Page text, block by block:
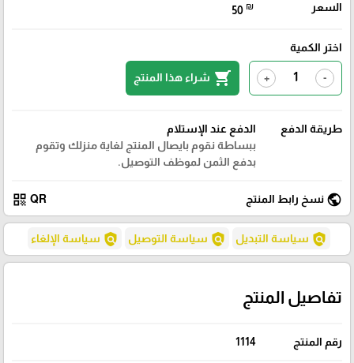
السعر 50 ₪
اختر الكمية
-
+
shopping_cart شراء هذا المنتج
طريقة الدفع
الدفع عند الإستلام
ببساطة نقوم بايصال المنتج لغاية منزلك وتقوم
بدفع الثمن لموظف التوصيل.
public نسخ رابط المنتج QR
qr_code
policy سياسة التبديل policy سياسة التوصيل policy سياسة الإلغاء
تفاصيل المنتج
رقم المنتج 1114